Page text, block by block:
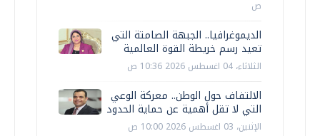
ص
الديموغرافيا.. الجبهة الصامتة التي
تعيد رسم خريطة القوة العالمية
الثلاثاء، 04 اغسطس 2026 10:36 ص
الالتفاف حول الوطن.. معركة الوعي
التي لا تقل أهمية عن حماية الحدود
الإثنين، 03 اغسطس 2026 10:00 ص